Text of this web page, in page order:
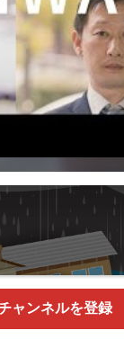
ャンネルを登録